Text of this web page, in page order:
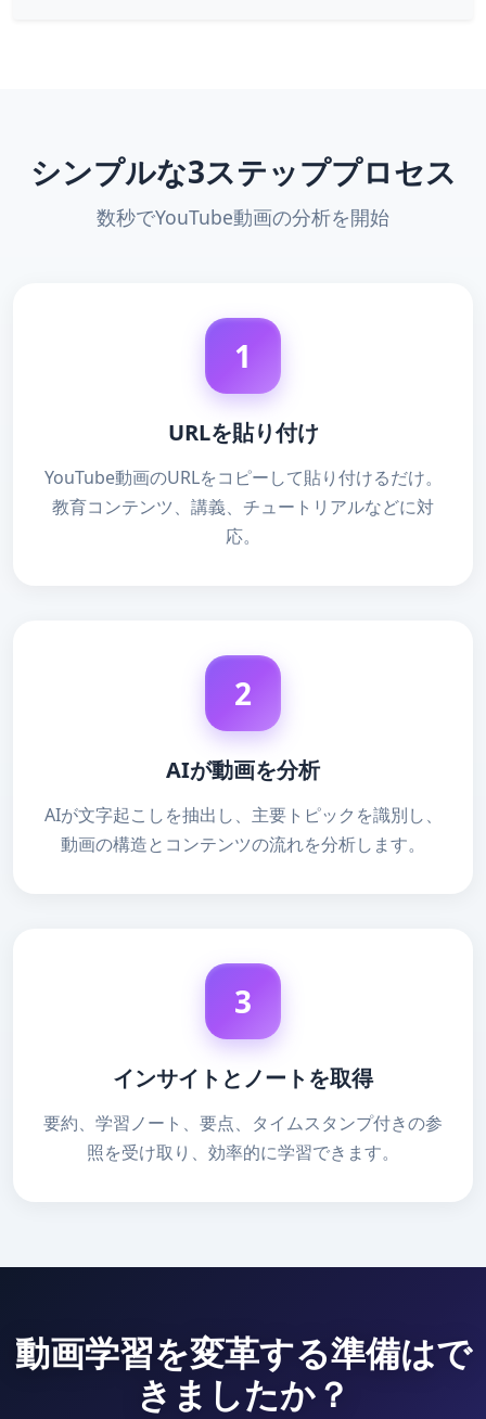
シンプルな3ステッププロセス
数秒でYouTube動画の分析を開始
1
URLを貼り付け
YouTube動画のURLをコピーして貼り付けるだけ。
教育コンテンツ、講義、チュートリアルなどに対
応。
2
AIが動画を分析
AIが文字起こしを抽出し、主要トピックを識別し、
動画の構造とコンテンツの流れを分析します。
3
インサイトとノートを取得
要約、学習ノート、要点、タイムスタンプ付きの参
照を受け取り、効率的に学習できます。
動画学習を変革する準備はで
きましたか？